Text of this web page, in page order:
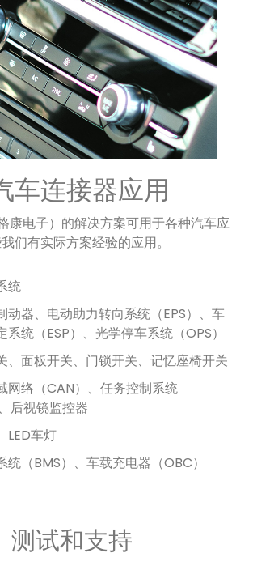
车连接器应用
电子）的解决方案可用于各种汽车应
们有实际方案经验的应用。
统
动器、电动助力转向系统（EPS）、车
系统（ESP）、光学停车系统（OPS）
、面板开关、门锁开关、记忆座椅开关
网络（CAN）、任务控制系统
后视镜监控器
LED车灯
统（BMS）、车载充电器（OBC）
测试和支持